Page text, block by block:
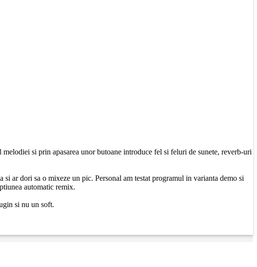
si prin apasarea unor butoane introduce fel si feluri de sunete, reverb-uri
ar dori sa o mixeze un pic. Personal am testat programul in varianta demo si
automatic remix.
si nu un soft.